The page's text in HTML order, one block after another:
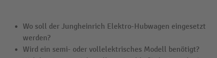
Wo soll der Jungheinrich Elektro-Hubwagen eingesetzt
werden?
Wird ein semi- oder vollelektrisches Modell benötigt?